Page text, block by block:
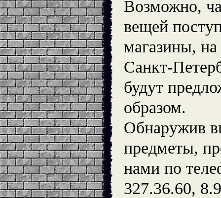
Возможно,
вещей
магазины,
Санкт-
будут
образом.
Обнаружив
предметы,
нами по
327.36.60,